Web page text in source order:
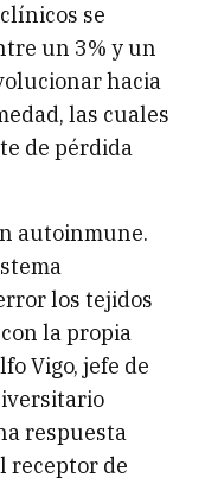
se
un 3% y un
hacia
las cuales
de pérdida
autoinmune.
los tejidos
la propia
Vigo, jefe de
respuesta
receptor de